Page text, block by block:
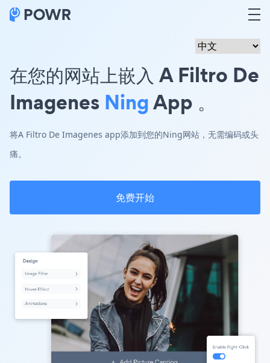
在您的网站上嵌入 A Filtro De
Imagenes NingApp 。
将A Filtro De Imagenes app添加到您的Ning网站，无需编码或头
痛。
免费开始